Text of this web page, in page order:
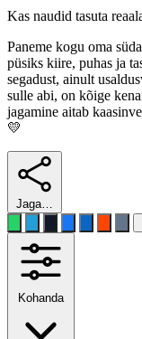
Kas naudid tasuta
Paneme kogu oma
püsiks kiire, puhas ja
segadust, ainult
sulle abi, on kõige
jagamine aitab
💛
Jaga…
Kohanda